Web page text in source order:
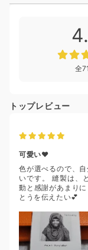
全
トップレビュー
可愛い❤️
色が選べるので、
いです。 縫製は、
動と感謝があまり
とうを伝えたい💕